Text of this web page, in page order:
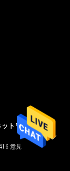
トワーク
意見